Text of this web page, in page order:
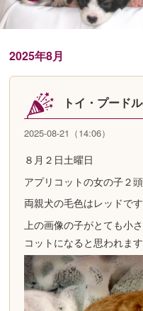
2025年8月
トイ・プード
2025-08-21（14:06）
８月２日土曜日
アプリコットの女の子２
両親犬の毛色はレッドです
上の画像の子がとても小
コットになると思われます